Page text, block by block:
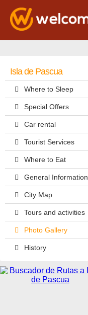
Isla de Pascua
Where to Sleep
Special Offers
Car rental
Tourist Services
Where to Eat
General Information
City Map
Tours and activities
Photo Gallery
History